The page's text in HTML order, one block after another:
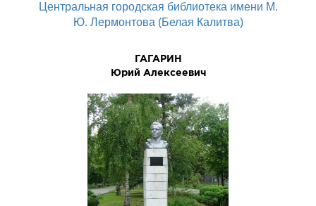
Центральная городская библиотека имени М.
Ю. Лермонтова (Белая Калитва)
ГАГАРИН
Юpий Алексеевич